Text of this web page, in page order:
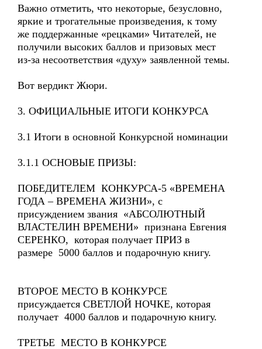
Важно отметить, что некоторые, безусловно,
яркие и трогательные произведения, к тому
же поддержанные «рецками» Читателей, не
получили высоких баллов и призовых мест
из-за несоответствия «духу» заявленной темы.
Вот вердикт Жюри.
3. ОФИЦИАЛЬНЫЕ ИТОГИ КОНКУРСА
3.1 Итоги в основной Конкурсной номинации
3.1.1 ОСНОВЫЕ ПРИЗЫ:
ПОБЕДИТЕЛЕМ КОНКУРСА-5 «ВРЕМЕНА
ГОДА – ВРЕМЕНА ЖИЗНИ», с
присуждением звания «АБСОЛЮТНЫЙ
ВЛАСТЕЛИН ВРЕМЕНИ» признана Евгения
СЕРЕНКО, которая получает ПРИЗ в
размере 5000 баллов и подарочную книгу.
ВТОРОЕ МЕСТО В КОНКУРСЕ
присуждается СВЕТЛОЙ НОЧКЕ, которая
получает 4000 баллов и подарочную книгу.
ТРЕТЬЕ МЕСТО В КОНКУРСЕ